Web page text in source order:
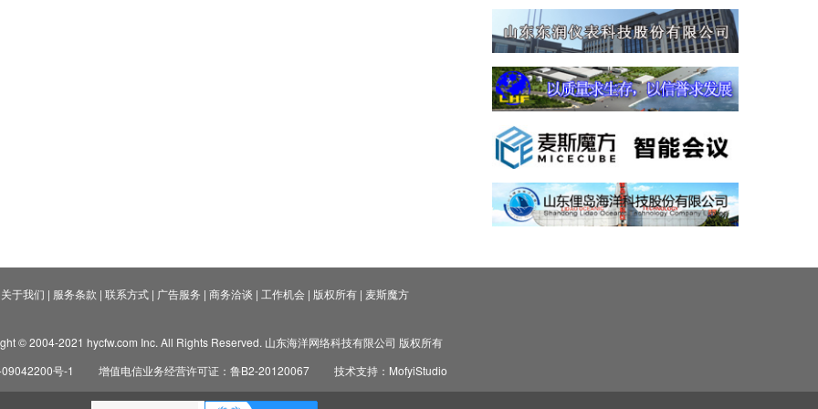
关于我们 | 服务条款 | 联系方式| 广告服务 | 商务洽谈 | 工作机会| 版权所有| 麦斯魔方
© 2004-2021 hycfw.com Inc. All Rights Reserved. 山东海洋网络科技有限公司 版权所有
号-1
增值电信业务经营许可证：鲁B2-20120067 技术支持：MofyiStudio